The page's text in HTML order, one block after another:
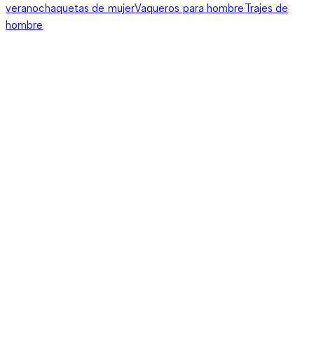
veranochaquetas de mujerVaqueros para hombreTrajes de
hombre